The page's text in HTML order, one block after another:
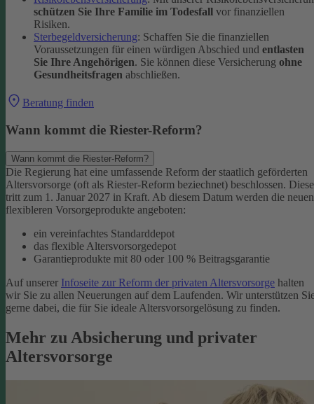
schützen Sie Ihre Familie im Todesfall vor finanziellen
Risiken.
Sterbegeldversicherung: Schaffen Sie die finanziellen
Voraussetzungen für einen würdigen Abschied und entlasten
Sie Ihre Angehörigen. Sie können diese Versicherung ohne
Gesundheitsfragen abschließen.
Beratung finden
Wann kommt die Riester-Reform?
Wann kommt die Riester-Reform?
Die Regierung hat eine umfassende Reform der staatlich geförderten
Altersvorsorge (oft als Riester-Reform beziechnet) beschlossen. Diese
tritt zum 1. Januar 2027 in Kraft. Ab diesem Datum werden die
flexibleren Vorsorgeprodukte angeboten:
ein vereinfachtes Standarddepot
das flexible Altersvorsorgedepot
Garantieprodukte mit 80 oder 100 % Beitragsgarantie
Auf unserer Infoseite zur Reform der privaten Altersvorsorge halten
wir Sie zu allen Neuerungen auf dem Laufenden. Wir unterstützen
gerne dabei, die für Sie ideale Altersvorsorgelösung zu finden.
Mehr zu Absicherung und privater
Altersvorsorge